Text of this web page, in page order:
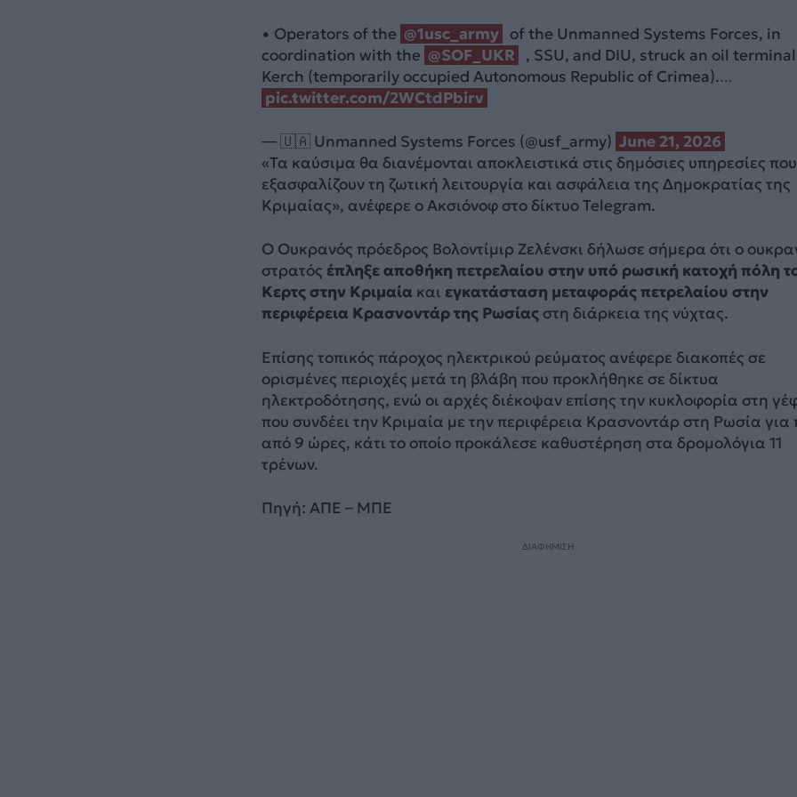
• Operators of the @1usc_army of the Unmanned Systems Forces, in
coordination with the @SOF_UKR
, SSU, and DIU, struck an oil
Kerch (temporarily occupied Autonomous Republic of Crimea).…
pic.twitter.com/2WCtdPbirv
— 🇺🇦 Unmanned Systems Forces (@usf_army) June 21, 2026
«Τα καύσιμα θα διανέμονται αποκλειστικά στις δημόσιες υπηρεσίες που
εξασφαλίζουν τη ζωτική λειτουργία και ασφάλεια της Δημοκρατίας της
Κριμαίας», ανέφερε ο Ακσιόνοφ στο δίκτυο Telegram.
Ο Ουκρανός πρόεδρος Βολοντίμιρ Ζελένσκι δήλωσε σήμερα ότι ο
στρατός έπληξε αποθήκη πετρελαίου στην υπό ρωσική κατοχή πόλη
Κερτς στην Κριμαία και εγκατάσταση μεταφοράς πετρελαίου στην
περιφέρεια Κρασνοντάρ της Ρωσίαςστη διάρκεια της νύχτας.
Επίσης τοπικός πάροχος ηλεκτρικού ρεύματος ανέφερε διακοπές σε
ορισμένες περιοχές μετά τη βλάβη που προκλήθηκε σε δίκτυα
ηλεκτροδότησης, ενώ οι αρχές διέκοψαν επίσης την κυκλοφορία στη
που συνδέει την Κριμαία με την περιφέρεια Κρασνοντάρ στη Ρωσία
από 9 ώρες, κάτι το οποίο προκάλεσε καθυστέρηση στα δρομολόγια 11
τρένων.
Πηγή: ΑΠΕ – ΜΠΕ
ΔΙΑΦΗΜΙΣΗ